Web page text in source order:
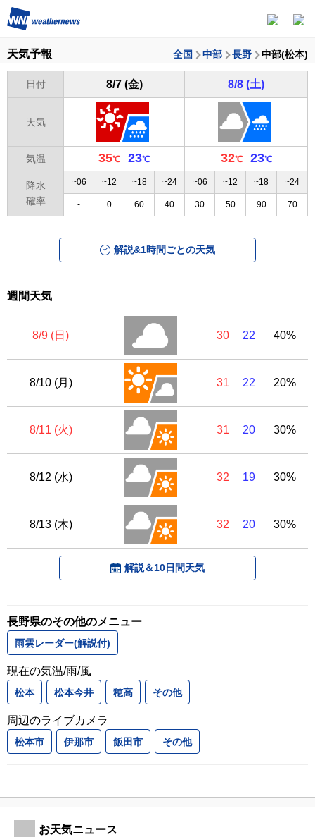
天気予報 全国 中部 長野 中部(松本)
日付 8/7 (金) 8/8 (土)
天気
気温 35 23 32 23
降水
確率
~06 ~12 ~18 ~24 ~06 ~12 ~18 ~24
- 0 60 40 30 50 90 70
解説&1時間ごとの天気
週間天気
8/9 (日) 30 22 40%
8/10 (月) 31 22 20%
8/11 (火) 31 20 30%
8/12 (水) 32 19 30%
8/13 (木) 32 20 30%
解説＆10日間天気
長野県のその他のメニュー
雨雲レーダー(解説付)
現在の気温/雨/風
松本 松本今井 穂高 その他
周辺のライブカメラ
松本市 伊那市 飯田市 その他
お天気ニュース